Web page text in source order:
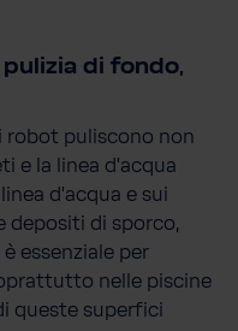
di fondo,
robot puliscono non
e la linea d’acqua
d’acqua e sui
depositi di sporco,
essenziale per
nelle piscine
queste superfici